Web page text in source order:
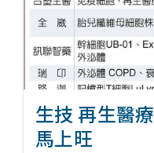
生技 再生醫
馬上旺